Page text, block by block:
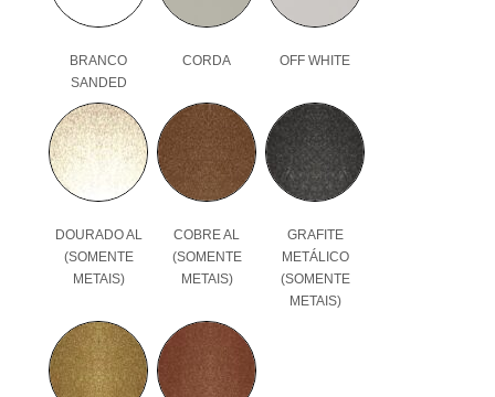
BRANCO
SANDED
CORDA OFF WHITE
DOURADO AL
(SOMENTE
METAIS)
COBRE AL
(SOMENTE
METAIS)
GRAFITE
METÁLICO
(SOMENTE
METAIS)